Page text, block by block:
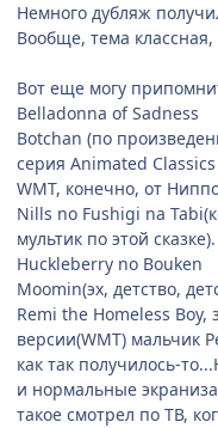
Немного дубляж
Вообще, тема классная,
Вот еще могу
Belladonna of Sadness
Botchan (по
серия Animated
WMT, конечно, от
Nills no Fushigi na
мультик по этой сказке).
Huckleberry no Bouken
Moomin(эх, детство,
Remi the Homeless Boy,
версии(WMT) мальчик
как так получилось-
и нормальные
такое смотрел по ТВ,